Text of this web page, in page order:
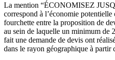
La mention “ÉCONOMISEZ
correspond à l’économie potentielle
fourchette entre la proposition de
au sein de laquelle un minimum de
fait une demande de devis ont
dans le rayon géographique à partir